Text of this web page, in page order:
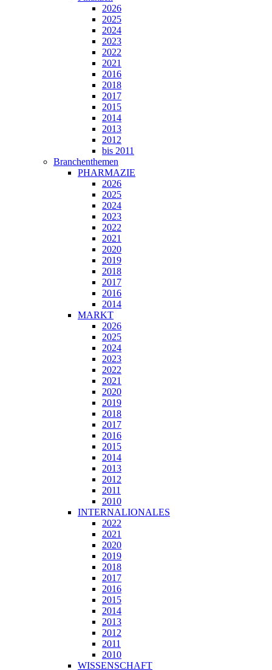
2026
2025
2024
2023
2022
2021
2016
2018
2017
2015
2014
2013
2012
bis 2011
Branchenthemen
PHARMAZIE
2026
2025
2024
2023
2022
2021
2020
2019
2018
2017
2016
2014
MARKT
2026
2025
2024
2023
2022
2021
2020
2019
2018
2017
2016
2015
2014
2013
2012
2011
2010
INTERNALIONALES
2022
2021
2020
2019
2018
2017
2016
2015
2014
2013
2012
2011
2010
WISSENSCHAFT